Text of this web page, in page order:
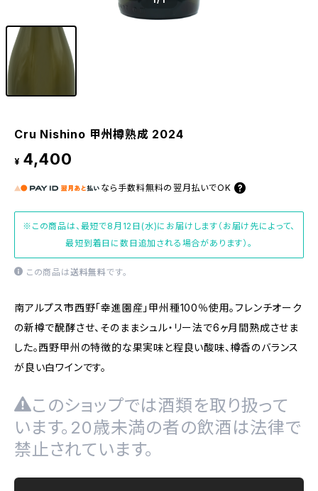
Cru Nishino 甲州樽熟成 2024
¥ 4,400
なら 手数料無料の 翌月払いでOK
※この商品は、最短で8月12日(水)にお届けします（お届け先によって、
最短到着日に数日追加される場合があります）。
この商品は送料無料です。
南アルプス市西野「幸進園産」甲州種100％使用。フレンチオーク
の新樽で醗酵させ、そのままシュル・リー法で6ヶ月間熟成させま
した。西野甲州の特徴的な果実味と程良い酸味、樽香のバランス
が良い白ワインです。
このショップでは酒類を取り扱って
います。20歳未満の者の飲酒は法律で
禁止されています。